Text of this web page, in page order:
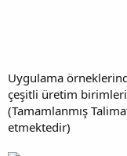
Uygulama
çeşitli üretim
(Tamamlanmış
etmektedir)